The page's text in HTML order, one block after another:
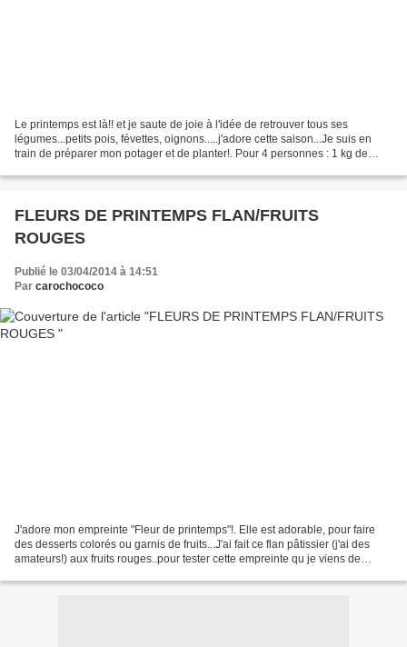
Le printemps est là!! et je saute de joie à l'idée de retrouver tous ses
légumes...petits pois, févettes, oignons.....j'adore cette saison...Je suis en
train de préparer mon potager et de planter!. Pour 4 personnes : 1 kg de
FLEURS DE PRINTEMPS FLAN/FRUITS
ROUGES
Publié le 03/04/2014 à 14:51
Par carochococo
J'adore mon empreinte "Fleur de printemps"!. Elle est adorable, pour faire
des desserts colorés ou garnis de fruits...J'ai fait ce flan pâtissier (j'ai des
amateurs!) aux fruits rouges..pour tester cette empreinte qu je viens de